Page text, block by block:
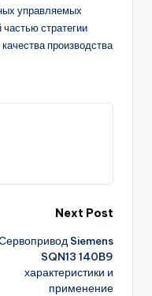
управляемых
стратегии
производства
Next Post
Siemens
SQN13 140B9
характеристики и
применение